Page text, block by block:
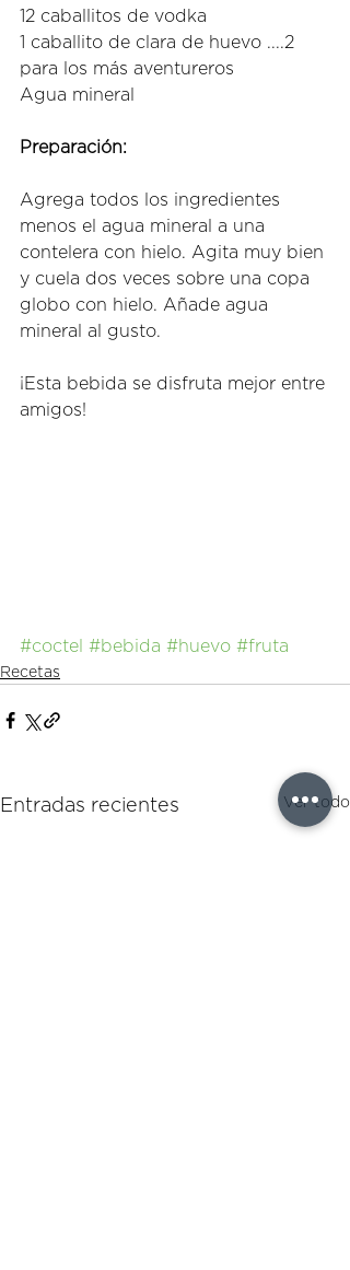
12 caballitos de vodka
1 caballito de clara de huevo ....2
para los más aventureros
Agua mineral
Preparación:
Agrega todos los ingredientes
menos el agua mineral a una
contelera con hielo. Agita muy bien
y cuela dos veces sobre una copa
globo con hielo. Añade agua
mineral al gusto.
¡Esta bebida se disfruta mejor entre
amigos!
#coctel #bebida #huevo #fruta
Recetas
Entradas recientes Ver todo